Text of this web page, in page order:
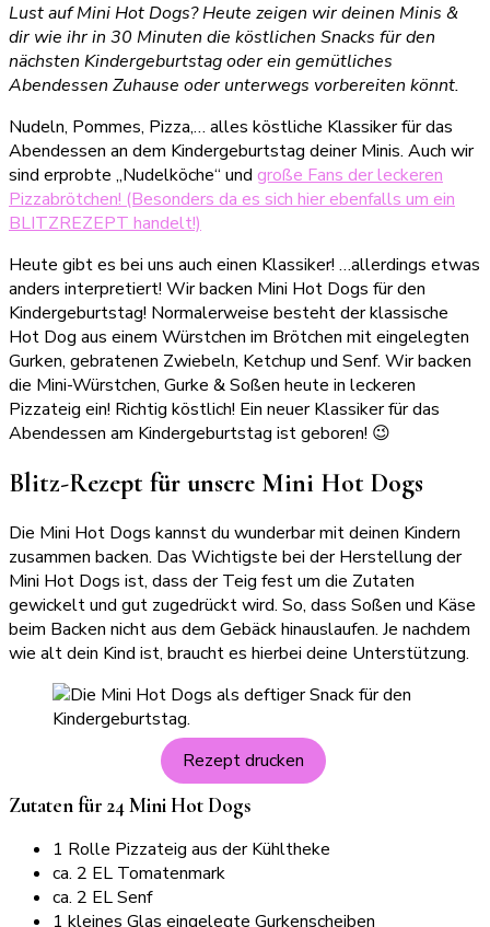
Lust auf Mini Hot Dogs? Heute zeigen wir deinen Minis &
dir wie ihr in 30 Minuten die köstlichen Snacks für den
nächsten Kindergeburtstag oder ein gemütliches
Abendessen Zuhause oder unterwegs vorbereiten könnt.
Nudeln, Pommes, Pizza,… alles köstliche Klassiker für das
Abendessen an dem Kindergeburtstag deiner Minis. Auch wir
sind erprobte „Nudelköche“ und große Fans der leckeren
Pizzabrötchen! (Besonders da es sich hier ebenfalls um ein
BLITZREZEPT handelt!)
Heute gibt es bei uns auch einen Klassiker! …allerdings etwas
anders interpretiert! Wir backen Mini Hot Dogs für den
Kindergeburtstag! Normalerweise besteht der klassische
Hot Dog aus einem Würstchen im Brötchen mit eingelegten
Gurken, gebratenen Zwiebeln, Ketchup und Senf. Wir backen
die Mini-Würstchen, Gurke & Soßen heute in leckeren
Pizzateig ein! Richtig köstlich! Ein neuer Klassiker für das
Abendessen am Kindergeburtstag ist geboren! 😉
Blitz-Rezept für unsere Mini Hot Dogs
Die Mini Hot Dogs kannst du wunderbar mit deinen Kindern
zusammen backen. Das Wichtigste bei der Herstellung der
Mini Hot Dogs ist, dass der Teig fest um die Zutaten
gewickelt und gut zugedrückt wird. So, dass Soßen und Käse
beim Backen nicht aus dem Gebäck hinauslaufen. Je nachdem
wie alt dein Kind ist, braucht es hierbei deine Unterstützung.
Rezept drucken
Zutaten für 24 Mini Hot Dogs
1 Rolle Pizzateig aus der Kühltheke
ca. 2 EL Tomatenmark
ca. 2 EL Senf
1 kleines Glas eingelegte Gurkenscheiben